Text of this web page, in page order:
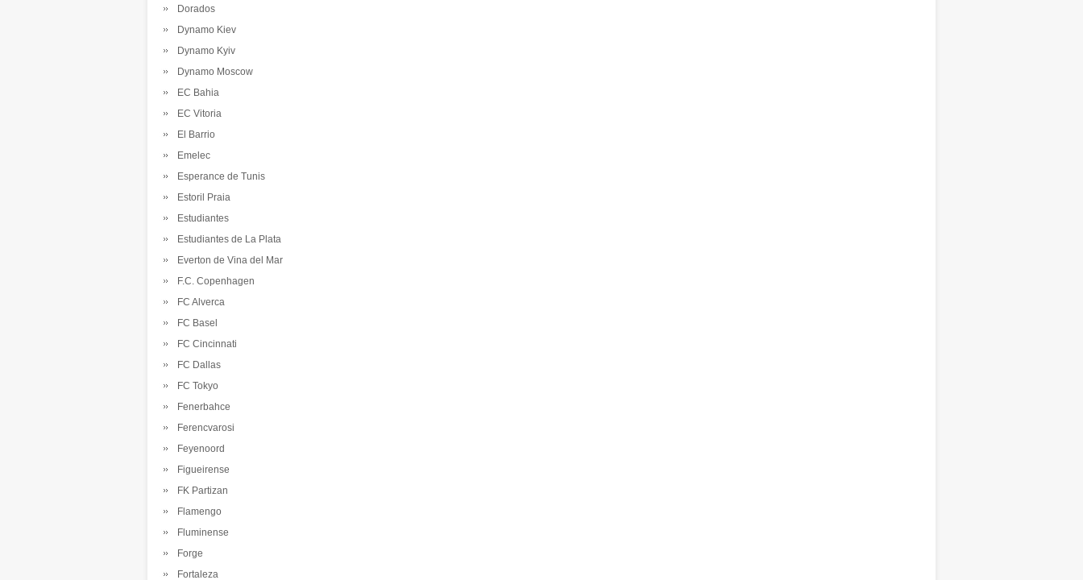
Dorados
Dynamo Kiev
Dynamo Kyiv
Dynamo Moscow
EC Bahia
EC Vitoria
El Barrio
Emelec
Esperance de Tunis
Estoril Praia
Estudiantes
Estudiantes de La Plata
Everton de Vina del Mar
F.C. Copenhagen
FC Alverca
FC Basel
FC Cincinnati
FC Dallas
FC Tokyo
Fenerbahce
Ferencvarosi
Feyenoord
Figueirense
FK Partizan
Flamengo
Fluminense
Forge
Fortaleza